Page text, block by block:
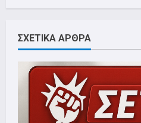
ΣΧΕΤΙΚΑ ΑΡΘΡΑ